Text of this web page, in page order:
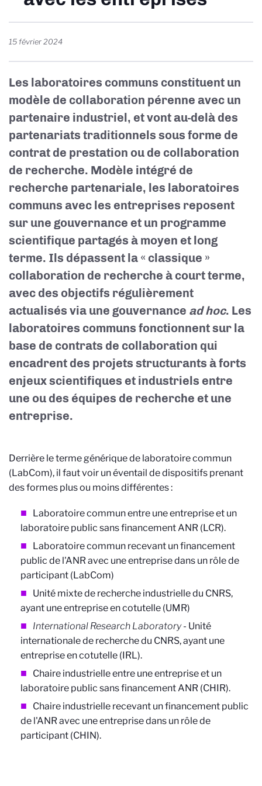
15 février 2024
Les laboratoires communs constituent un
modèle de collaboration pérenne avec un
partenaire industriel, et vont au-delà des
partenariats traditionnels sous forme de
contrat de prestation ou de collaboration
de recherche. Modèle intégré de
recherche partenariale, les laboratoires
communs avec les entreprises reposent
sur une gouvernance et un programme
scientifique partagés à moyen et long
terme. Ils dépassent la « classique »
collaboration de recherche à court terme,
avec des objectifs régulièrement
actualisés via une gouvernance ad hoc. Les
laboratoires communs fonctionnent sur la
base de contrats de collaboration qui
encadrent des projets structurants à forts
enjeux scientifiques et industriels entre
une ou des équipes de recherche et une
entreprise.
Derrière le terme générique de laboratoire commun
(LabCom), il faut voir un éventail de dispositifs prenant
des formes plus ou moins différentes :
Laboratoire commun entre une entreprise et un
laboratoire public sans financement ANR (LCR).
Laboratoire commun recevant un financement
public de l'ANR avec une entreprise dans un rôle de
participant (LabCom)
Unité mixte de recherche industrielle du CNRS,
ayant une entreprise en cotutelle (UMR)
International Research Laboratory- Unité
internationale de recherche du CNRS, ayant une
entreprise en cotutelle (IRL).
Chaire industrielle entre une entreprise et un
laboratoire public sans financement ANR (CHIR).
Chaire industrielle recevant un financement public
de l'ANR avec une entreprise dans un rôle de
participant (CHIN).